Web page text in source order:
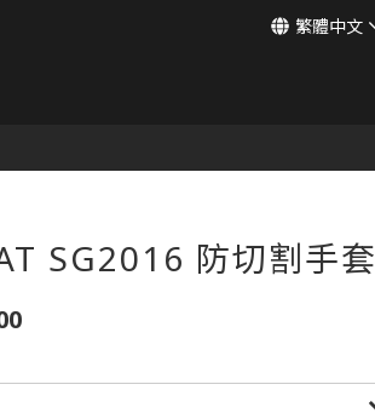
繁體中文
SG2016 防切割手套